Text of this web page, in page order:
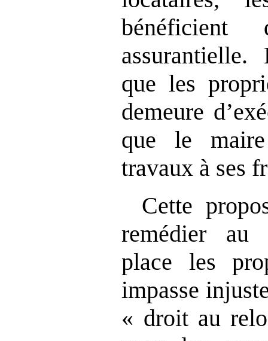
bénéficient
que les
demeure
que le
travaux à ses
Cette
remédier
place les
impasse
« droit au